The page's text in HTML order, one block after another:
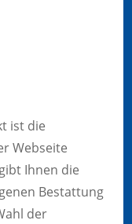
ist die
Webseite
Ihnen die
Bestattung
der